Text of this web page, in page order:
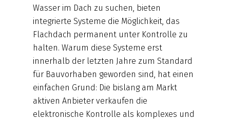
Wasser im Dach zu suchen, bieten
integrierte Systeme die Möglichkeit, das
Flachdach permanent unter Kontrolle zu
halten. Warum diese Systeme erst
innerhalb der letzten Jahre zum Standard
für Bauvorhaben geworden sind, hat einen
einfachen Grund: Die bislang am Markt
aktiven Anbieter verkaufen die
elektronische Kontrolle als komplexes und